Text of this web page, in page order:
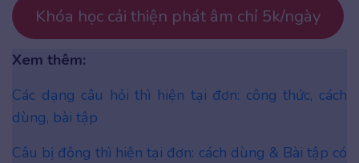
Khóa học cải thiện phát âm chỉ 5k/ngày
Xem thêm:
Các dạng câu hỏi thì hiện tại đơn: công thức, cách
dùng, bài tập
Câu bị động thì hiện tại đơn: cách dùng & Bài tập có